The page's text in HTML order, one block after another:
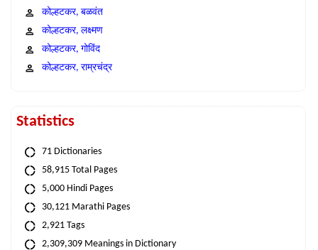
कोल्हटकर, बळवंत
कोल्हटकर, लक्ष्मण
कोल्हटकर, गोविंद
कोल्हटकर, राम्रचंद्र
Statistics
71 Dictionaries
58,915 Total Pages
5,000 Hindi Pages
30,121 Marathi Pages
2,921 Tags
2,309,309 Meanings in Dictionary